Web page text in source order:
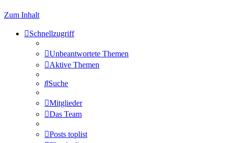
Zum Inhalt
Schnellzugriff
Unbeantwortete Themen
Aktive Themen
Suche
Mitglieder
Das Team
Posts toplist